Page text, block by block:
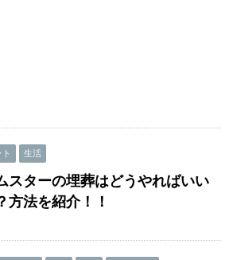
生活
スターの埋葬はどうやればいい
方法を紹介！！